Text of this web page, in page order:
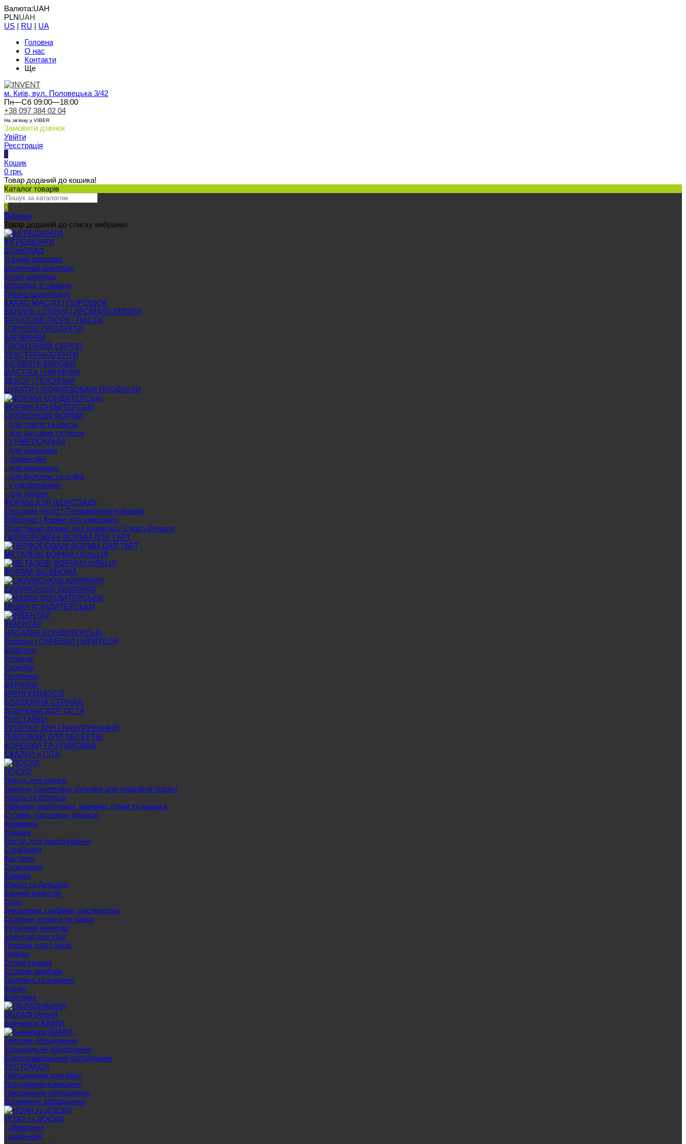
Валюта:UAH
PLNUAH
US | RU | UA
Головна
О нас
Контакти
Ще
м. Київ, вул. Половецька 3/42
Пн—Сб 09:00—18:00
+38 097 384 02 04
На зв'язку у VIBER
Замовити дзвінок
Увійти
Реєстрація
0
Кошик
0 грн.
Товар доданий до кошика!
Каталог товарів
0
Вибрані
Товар доданий до списку вибраних
ІНГРЕДІЄНТИ
ШОКОЛАД
Чорний шоколад
Молочний шоколад
Білий шоколад
Шоколад зі смаком
Глазур шоколадна
КАКАО МАСЛО | ПОРОШОК
ВАНИЛЬ | СПЕЦІЇ | АРОМАТИЗАТОРИ
ФРУКТОВЕ ПЮРЕ | ПАСТИ
ГОРІХОВІ ПРОДУКТИ
БАРВНИКИ
ГЛЮКОЗНИЙ СИРОП
ТЕКСТУРНІ АГЕНТИ
БІСКВІТНІ ВИРОБИ
МАСТІКА | НАЧИНКИ
ДЕКОР | ПОСИПКИ
ЦУКАТИ | ЛІОФІЛІЗОВАНІ ПРОДУКТИ
ФОРМИ КОНДИТЕРСЬКІ
СИЛІКОНОВІ ФОРМИ
- для тортів та кексів
- для мусових тістечок
- УНІВЕРСАЛЬНІ
- для морозива
- професійні
- для шоколаду
- для булочок та хліба
- з перфорацією
- для декору
ФОРМИ ДЛЯ ШОКОЛАДУ
Chocolate World | Полікарбонатні форми
Silikomart | Форми для шоколаду
Пластикові форми для шоколаду Choco Dreams
ПЕРФОРОВАНІ ФОРМИ ДЛЯ ТАРТ
МЕТАЛЕВІ ФОРМИ І КІЛЬЦЯ
ФОРМИ VALRHONA
СИЛИКОНОВІ КИЛИМКИ
МІШКИ КОНДИТЕРСЬКИ
ІНВЕНТАР
НАСАДКИ КОНДИТЕРСЬКІ
Лопатки | СКРЕБКИ | ШПАТЕЛЯ
Шпателя
Лопатки
Скребки
Пензлики
ВІНЧИКИ
МІРНІ ЄМНОСТІ
БОРДЮРНА СТРІЧКА
ДІЛЬНИКИ ДЛЯ ТІСТА
ПІДСТАВКИ
РЕШІТКИ ДЛЯ ГЛАЗУРУВАННЯ
ПІДЛОЖКИ ДЛЯ ДЕСЕРТІВ
КОРОБКИ ТА УПАКОВКА
СКАЛКИ и СІТА
ПОСУД
Посуд для подачі
Тарілки, салатники, супники для порційної подачі
Чашки та блюдця
Чайники, молочники, кавники, глеки та кришки
Страви, підставки, підноси
Креманки
Кошики
Посуд для приготування
Сотейники
Каструлі
Сковороди
Кришки
Миска та Дуршлаг
Барний інвентар
Скло
Декантери, графини, диспенсери
Склянки, келихи та чарки
Кухонний інвентар
Інвентар для піци
Пляшки для соусів
Ножиці
Сервірування
Cтолові прибори
Противні та жаровні
Клінінг
Кейтерінг
ОБЛАДНАННЯ
Блендери BAMIX
Теплове обладнання
Холодильне обладнання
Електромеханічне обладнання
ТЕСТОМІСИ
Обладнання для бару
Посудомиючі машини
Пакувальне обладнання
Допоміжне обладнання
НОЖІ та ДОСКИ
- обвалочні
- шеф-ножі